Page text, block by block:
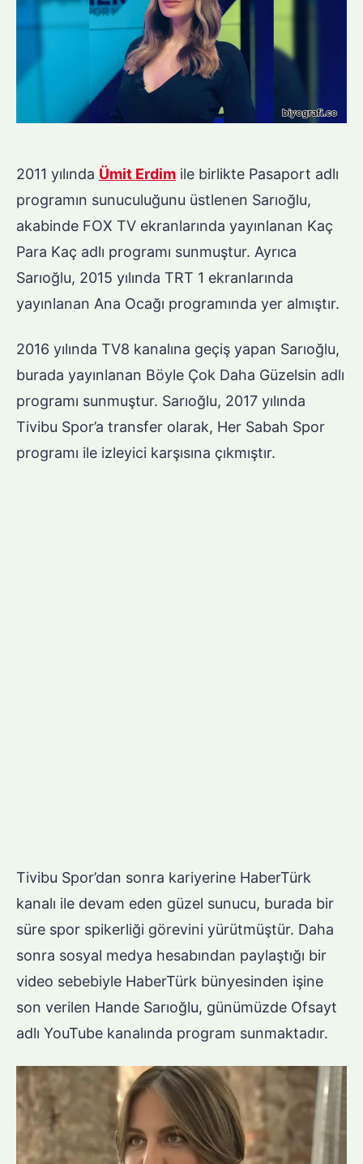
2011 yılında Ümit Erdim ile birlikte Pasaport adlı
programın sunuculuğunu üstlenen Sarıoğlu,
akabinde FOX TV ekranlarında yayınlanan Kaç
Para Kaç adlı programı sunmuştur. Ayrıca
Sarıoğlu, 2015 yılında TRT 1 ekranlarında
yayınlanan Ana Ocağı programında yer almıştır.
2016 yılında TV8 kanalına geçiş yapan Sarıoğlu,
burada yayınlanan Böyle Çok Daha Güzelsin adlı
programı sunmuştur. Sarıoğlu, 2017 yılında
Tivibu Spor’a transfer olarak, Her Sabah Spor
programı ile izleyici karşısına çıkmıştır.
Tivibu Spor’dan sonra kariyerine HaberTürk
kanalı ile devam eden güzel sunucu, burada bir
süre spor spikerliği görevini yürütmüştür. Daha
sonra sosyal medya hesabından paylaştığı bir
video sebebiyle HaberTürk bünyesinden işine
son verilen Hande Sarıoğlu, günümüzde Ofsayt
adlı YouTube kanalında program sunmaktadır.